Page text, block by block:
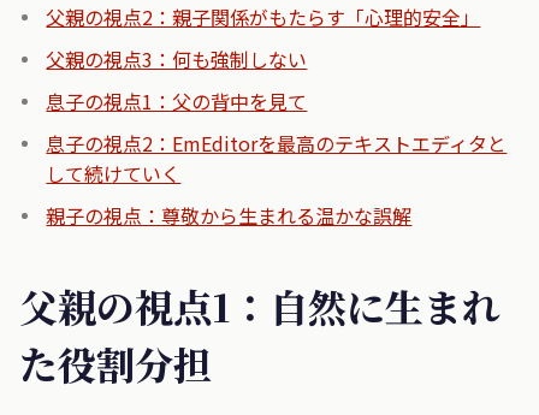
父親の視点2：親子関係がもたらす「心理的安全」
父親の視点3：何も強制しない
息子の視点1：父の背中を見て
息子の視点2：EmEditorを最高のテキストエディタと
して続けていく
親子の視点：尊敬から生まれる温かな誤解
父親の視点1：自然に生まれ
た役割分担